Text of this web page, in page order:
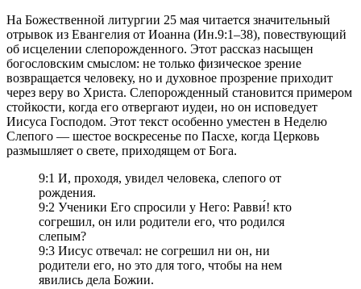
На Божественной литургии 25 мая читается значительный
отрывок из Евангелия от Иоанна (Ин.9:1–38), повествующий
об исцелении слепорожденного. Этот рассказ насыщен
богословским смыслом: не только физическое зрение
возвращается человеку, но и духовное прозрение приходит
через веру во Христа. Слепорожденный становится примером
стойкости, когда его отвергают иудеи, но он исповедует
Иисуса Господом. Этот текст особенно уместен в Неделю
Слепого — шестое воскресенье по Пасхе, когда Церковь
размышляет о свете, приходящем от Бога.
9:1 И, проходя, увидел человека, слепого от
рождения.
9:2 Ученики Его спросили у Него: Равви́! кто
согрешил, он или родители его, что родился
слепым?
9:3 Иисус отвечал: не согрешил ни он, ни
родители его, но это для того, чтобы на нем
явились дела Божии.